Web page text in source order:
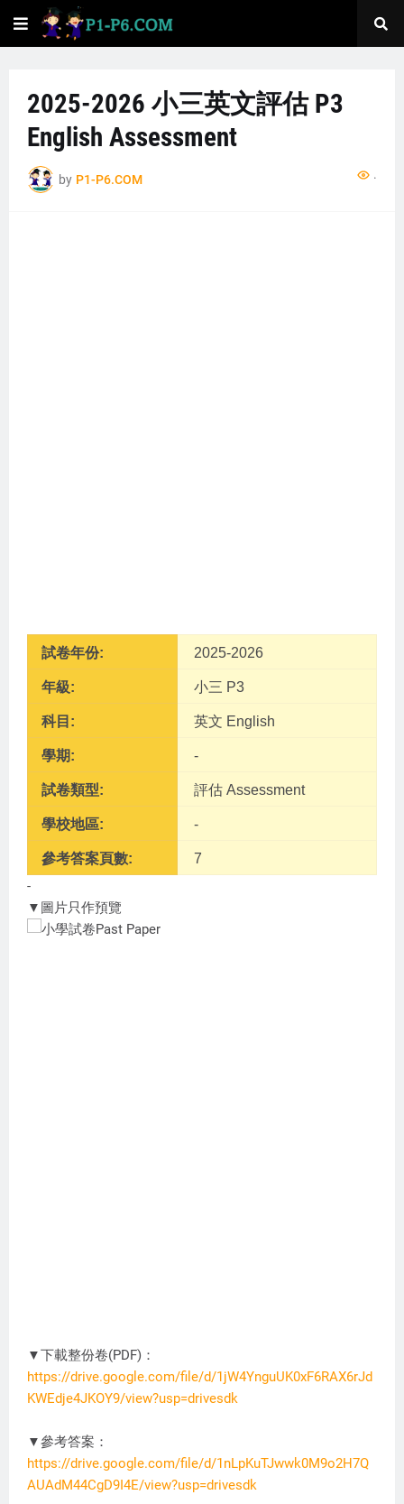
2025-2026 小三英文評估 P3
English Assessment
by P1-P6.COM ...
試卷年份: 2025-2026
年級: 小三 P3
科目: 英文 English
學期: -
試卷類型: 評估 Assessment
學校地區: -
參考答案頁數: 7
-
▼圖片只作預覽
▼下載整份卷(PDF)：
https://drive.google.com/file/d/1jW4YnguUK0xF6RAX6rJd
KWEdje4JKOY9/view?usp=drivesdk
▼參考答案：
https://drive.google.com/file/d/1nLpKuTJwwk0M9o2H7Q
AUAdM44CgD9I4E/view?usp=drivesdk